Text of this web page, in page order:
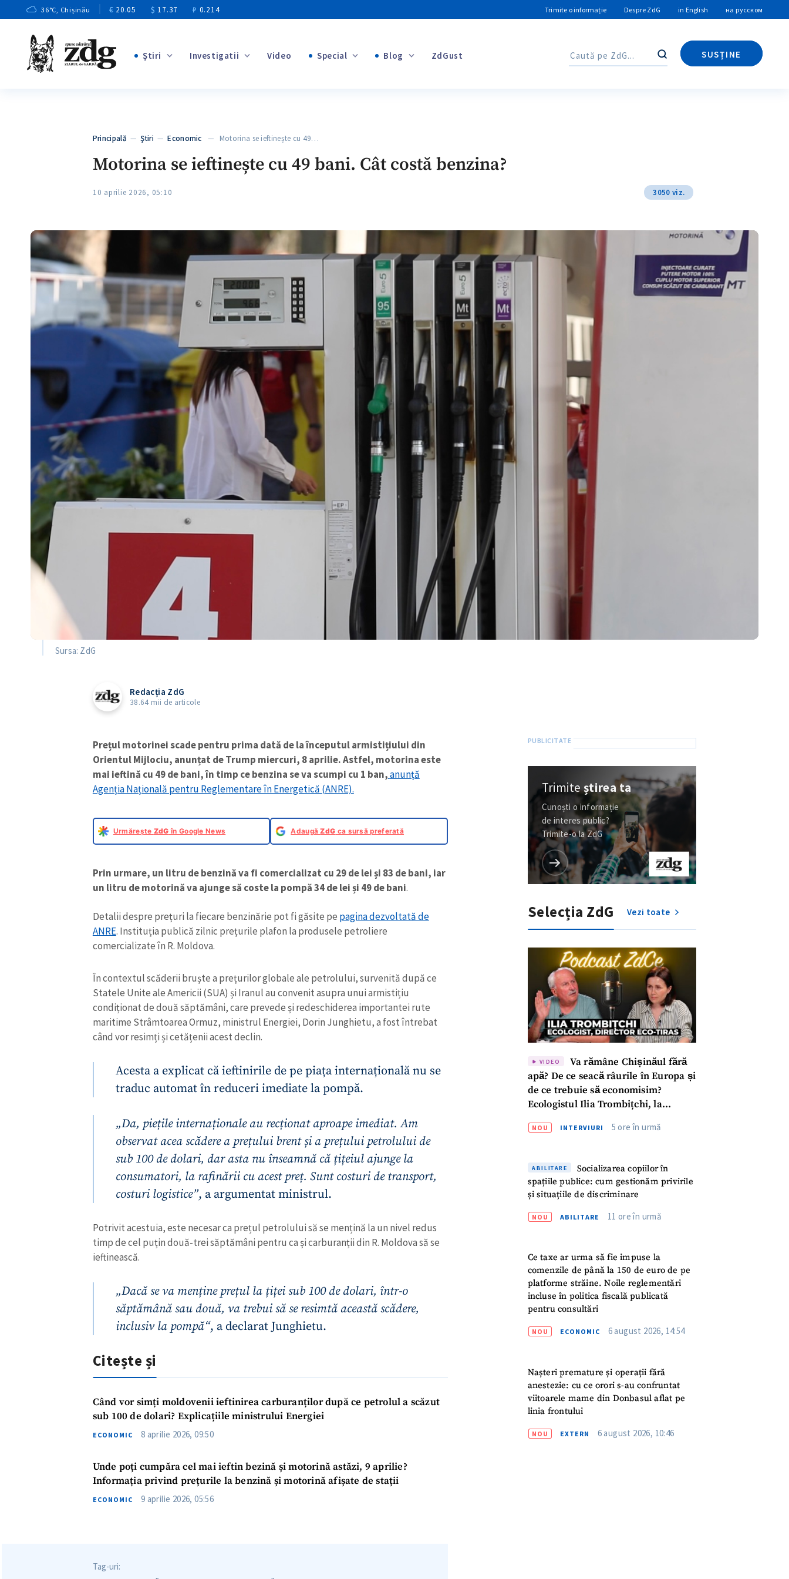
36°C, Chișinău € 20.05 $ 17.37 ₽ 0.214 Trimite o informație Despre ZdG in English на русском
Ştiri Investigatii Video Special Blog ZdGust Caută
SUSȚINE
Caută
Principală —Ştiri —Economic — Motorina se ieftinește cu 49…
Motorina se ieftinește cu 49 bani. Cât costă benzina?
10 aprilie 2026, 05:10 3050 viz.
Sursa: ZdG
Redacția ZdG
38.64 mii de articole
Prețul motorinei scade pentru prima dată de la începutul armistițiului din
Orientul Mijlociu, anunțat de Trump miercuri, 8 aprilie. Astfel, motorina este
mai ieftină cu 49 de bani, în timp cebenzina se va scumpi cu 1 ban,anunță
Agenția Națională pentru Reglementare în Energetică (ANRE).
Urmărește ZdG în Google News AdaugăZdG ca sursă preferată
Prin urmare, un litru de benzină va fi comercializat cu 29 de lei și 83 de bani, iar
un litru de motorină va ajunge să coste la pompă 34 de lei și 49 de bani.
Detalii despre prețuri la fiecare benzinărie pot fi găsite pe pagina dezvoltată de
ANRE. Instituția publică zilnic prețurile plafon la produsele petroliere
comercializate în R. Moldova.
În contextul scăderii bruște a prețurilor globale ale petrolului, survenită după ce
Statele Unite ale Americii (SUA) și Iranul au convenit asupra unui armistițiu
condiționat de două săptămâni, care prevede și redeschiderea importantei rute
maritime Strâmtoarea Ormuz, ministrul Energiei, Dorin Junghietu, a fost întrebat
când vor resimți și cetățenii acest declin.
Acesta a explicat că ieftinirile de pe piața internațională nu se
traduc automat în reduceri imediate la pompă.
„Da, piețile internaționale au recționat aproape imediat. Am
observat acea scădere a prețului brent și a prețului petrolului de
sub 100 de dolari, dar asta nu înseamnă că țițeiul ajunge la
consumatori, la rafinării cu acest preț. Sunt costuri de transport,
costuri logistice”, a argumentat ministrul.
Potrivit acestuia, este necesar ca prețul petrolului să se mențină la un nivel redus
timp de cel puțin două-trei săptămâni pentru ca și carburanții din R. Moldova să se
ieftinească.
„Dacă se va menține prețul la țiței sub 100 de dolari, într-o
săptămână sau două, va trebui să se resimtă această scădere,
inclusiv la pompă“, a declarat Junghietu.
Citește și
Când vor simți moldovenii ieftinirea carburanților după ce petrolul a scăzut
sub 100 de dolari? Explicațiile ministrului Energiei
ECONOMIC 8 aprilie 2026, 09:50
Unde poți cumpăra cel mai ieftin bezină și motorină astăzi, 9 aprilie?
Informația privind prețurile la benzină și motorină afișate de stații
ECONOMIC 9 aprilie 2026, 05:56
Tag-uri:
Trimiteștirea ta
Cunoști o informație
de interes public?
Trimite-o la ZdG
Selecția ZdG Vezi toate
VIDEO
Va rămâne Chișinăul fără
apă? De ce seacă râurile în Europa și
de ce trebuie să economisim?
Ecologistul Ilia Trombițchi, la
NOU INTERVIURI 5 ore în urmă
ABILITARE
Socializarea copiilor în
spațiile publice: cum gestionăm privirile
și situațiile de discriminare
NOU ABILITARE 11 ore în urmă
Ce taxe ar urma să fie impuse la
comenzile de până la 150 de euro de pe
platforme străine. Noile reglementări
incluse în politica fiscală publicată
pentru consultări
NOU ECONOMIC 6 august 2026, 14:54
Nașteri premature și operații fără
anestezie: cu ce orori s-au confruntat
viitoarele mame din Donbasul aflat pe
linia frontului
NOU EXTERN 6 august 2026, 10:46
Fotografie + Încarcă imagine
Link media + Link media
+ Numele meu
Am citit și sunt de acord cu politica de
TRIMITE ȘTIREA